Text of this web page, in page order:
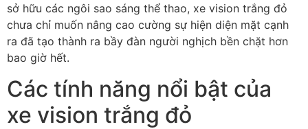
sở hữu các ngôi sao sáng thể thao, xe vision trắng đỏ
chưa chỉ muốn nâng cao cường sự hiện diện mặt cạnh
ra đã tạo thành ra bầy đàn người nghịch bền chặt hơn
bao giờ hết.
Các tính năng nổi bật của
xe vision trắng đỏ